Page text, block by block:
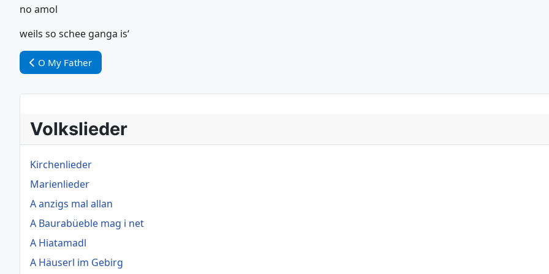
no amol
weils so schee ganga is‘
Vorheriger Beitrag: O My Father
O My Father
Volkslieder
Kirchenlieder
Marienlieder
A anzigs mal allan
A Baurabüeble mag i net
A Hiatamadl
A Häuserl im Gebirg